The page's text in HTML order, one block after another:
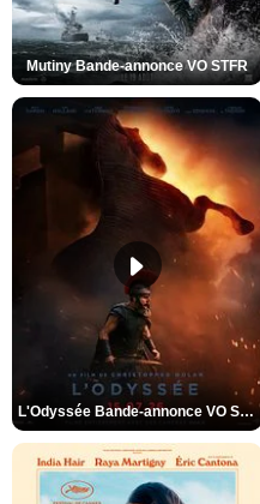
Mutiny Bande-annonce VO STFR
L'Odyssée Bande-annonce VO STFR